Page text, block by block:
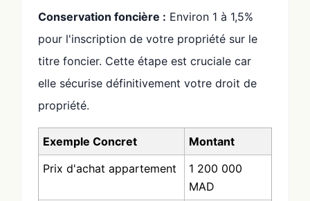
Conservation foncière : Environ 1 à 1,5%
pour l'inscription de votre propriété sur le
titre foncier. Cette étape est cruciale car
elle sécurise définitivement votre droit de
propriété.
Exemple Concret
Montant
Prix d'achat appartement
1 200 000
MAD